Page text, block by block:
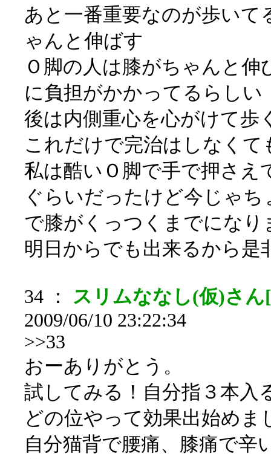
あと一番重要なのが歩いて
ゃんと伸ばす
Ｏ脚の人は膝がちゃんと
に負担がかかってるらしい
後は内側重心を心がけて歩
これだけで完治はしなく
私は酷いＯ脚で手で押さえ
ぐらいだったけど今じゃ
で膝がくっつくまでになり
明日からでも出来るから是
34 ： スリムななし(仮)さん
2009/06/10 23:22:34
>>33
おーありがとう。
試してみる！自分指３本入
どの位やって効果出始めま
自分猫背で腰痛、膝痛で辛